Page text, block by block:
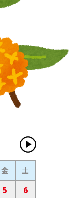
金
土
5
6